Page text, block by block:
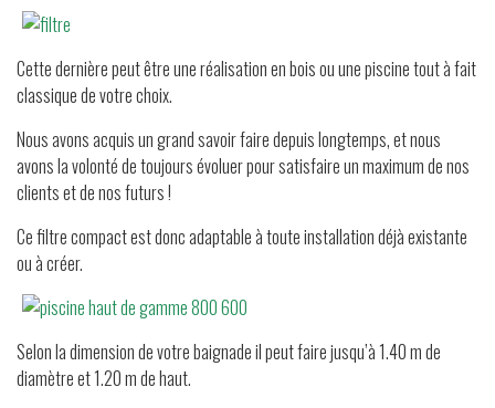
Cette dernière peut être une réalisation en bois ou une piscine tout à fait
classique de votre choix.
Nous avons acquis un grand savoir faire depuis longtemps, et nous
avons la volonté de toujours évoluer pour satisfaire un maximum de nos
clients et de nos futurs !
Ce filtre compact est donc adaptable à toute installation déjà existante
ou à créer.
Selon la dimension de votre baignade il peut faire jusqu’à 1.40 m de
diamètre et 1.20 m de haut.